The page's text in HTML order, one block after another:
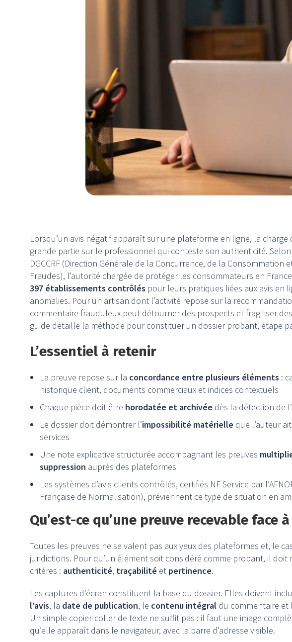
Lorsqu’un avis négatif apparaît sur une plateforme en ligne, la charge
grande partie sur le professionnel qui conteste son authenticité.
DGCCRF (Direction Générale de la Concurrence, de la Consommation
Fraudes), l’autorité chargée de protéger les consommateurs en
397 établissements contrôlés pour leurs pratiques liées aux avis en
anomalies. Pour un artisan dont l’activité repose sur la
commentaire frauduleux peut détourner des prospects et fragiliser
guide détaille la méthode pour constituer un dossier probant, étape
L’essentiel à retenir
La preuve repose sur la concordance entre plusieurs éléments :
historique client, documents commerciaux et indices contextuels
Chaque pièce doit être horodatée et archivée dès la détection de
Le dossier doit démontrer l’impossibilité matérielle que l’auteur
services
Une note explicative structurée accompagnant les preuves
suppression auprès des plateformes
Les systèmes d’avis clients contrôlés, certifiés NF Service par
Française de Normalisation), préviennent ce type de situation en
Qu’est-ce qu’une preuve recevable face
Toutes les preuves ne se valent pas aux yeux des plateformes et, le
juridictions. Pour qu’un élément soit considéré comme probant, il doit
critères : authenticité, traçabilité et pertinence.
Les captures d’écran constituent la base du dossier. Elles doivent
l’avis, la date de publication, le contenu intégral du commentaire et
Un simple copier-coller de texte ne suffit pas : il faut une image
qu’elle apparaît dans le navigateur, avec la barre d’adresse visible.